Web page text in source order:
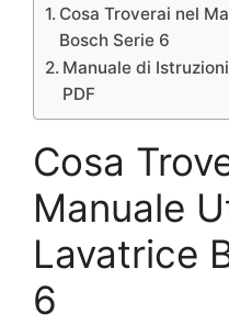
Cosa Troverai nel
Bosch Serie 6
Manuale di
PDF
Cosa
Manuale
Lavatrice
6